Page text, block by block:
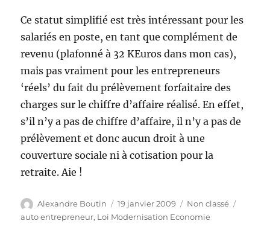
Ce statut simplifié est très intéressant pour les
salariés en poste, en tant que complément de
revenu (plafonné à 32 KEuros dans mon cas),
mais pas vraiment pour les entrepreneurs
‘réels’ du fait du prélèvement forfaitaire des
charges sur le chiffre d’affaire réalisé. En effet,
s’il n’y a pas de chiffre d’affaire, il n’y a pas de
prélèvement et donc aucun droit à une
couverture sociale ni à cotisation pour la
retraite. Aie !
Auteur
Alexandre Boutin
Publié
le
19 janvier 2009 Catégories
Non classé
auto entrepreneur, Loi Modernisation Economie